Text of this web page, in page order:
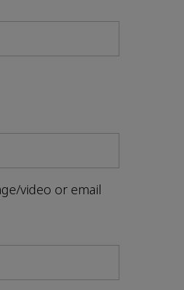
video or email